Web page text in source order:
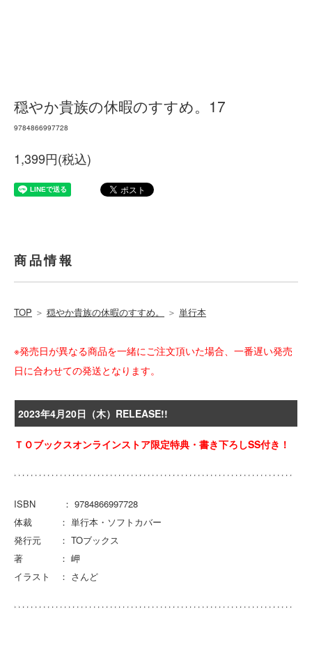
穏やか貴族の休暇のすすめ。17
9784866997728
1,399円(税込)
商品情報
TOP ＞ 穏やか貴族の休暇のすすめ。 ＞ 単行本
※発売日が異なる商品を一緒にご注文頂いた場合、一番遅い発売
日に合わせての発送となります。
2023年4月20日（木）RELEASE!!
ＴＯブックスオンラインストア限定特典・書き下ろしSS付き！
ISBN ： 9784866997728
体裁 ： 単行本・ソフトカバー
発行元 ： TOブックス
著 ： 岬
イラスト ： さんど